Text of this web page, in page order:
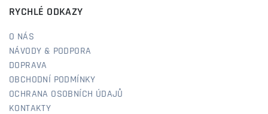
RYCHLÉ ODKAZY
O NÁS
NÁVODY & PODPORA
DOPRAVA
OBCHODNÍ PODMÍNKY
OCHRANA OSOBNÍCH ÚDAJŮ
KONTAKTY